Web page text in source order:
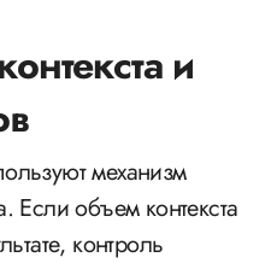
и
механизм
Если объем контекста
контроль